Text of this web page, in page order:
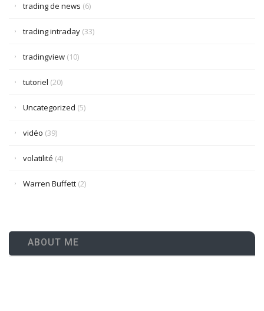
trading de news (6)
trading intraday (33)
tradingview (10)
tutoriel (20)
Uncategorized (5)
vidéo (39)
volatilité (4)
Warren Buffett (2)
ABOUT ME